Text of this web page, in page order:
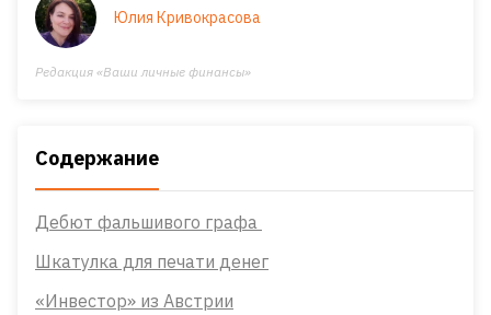
Юлия Кривокрасова
Редакция «Ваши личные финансы»
Содержание
Дебют фальшивого графа
Шкатулка для печати денег
«Инвестор» из Австрии